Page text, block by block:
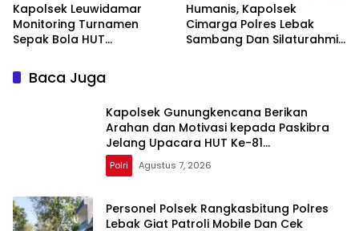
Kapolsek Leuwidamar
Monitoring Turnamen
Sepak Bola HUT
Desa Cisimeut
Humanis, Kapolsek
Cimarga Polres Lebak
Sambang Dan Silaturahmi
Baca Juga
‎Kapolsek Gunungkencana Berikan
Arahan dan Motivasi kepada Paskibra
Jelang Upacara HUT Ke-81
Kemerdekaan RI
Polri Agustus 7, 2026
Personel Polsek Rangkasbitung Polres
Lebak Giat Patroli Mobile Dan Cek